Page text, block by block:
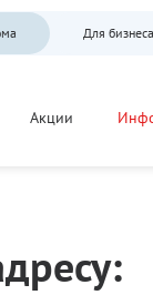
Для бизнеса
Акции